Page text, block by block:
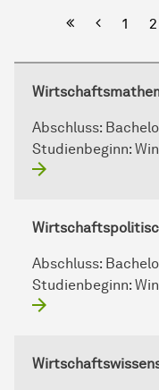
Erste Seite
Vorherige
1 2
Abschluss:
Studienbeginn:
Abschluss:
Studienbeginn: